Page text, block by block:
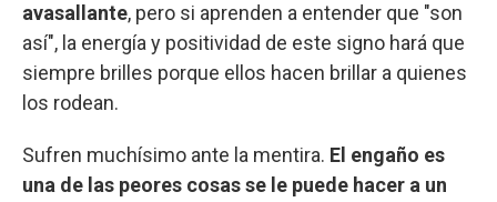
avasallante, pero si aprenden a entender que "son
así", la energía y positividad de este signo hará que
siempre brilles porque ellos hacen brillar a quienes
los rodean.
Sufren muchísimo ante la mentira. El engaño es
una de las peores cosas se le puede hacer a un